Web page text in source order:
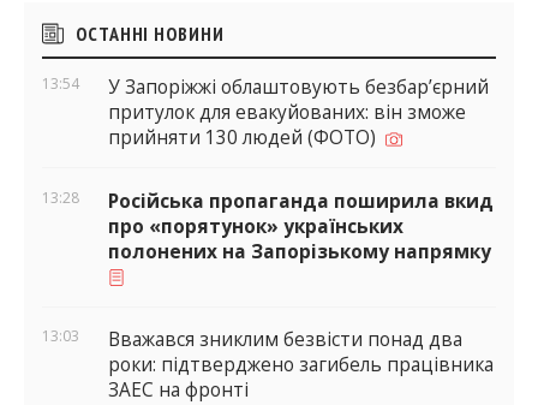
Бічні
віджети
ОСТАННІ НОВИНИ
13:54
У Запоріжжі облаштовують безбар’єрний
притулок для евакуйованих: він зможе
прийняти 130 людей (ФОТО)
13:28
Російська пропаганда поширила вкид
про «порятунок» українських
полонених на Запорізькому напрямку
13:03
Вважався зниклим безвісти понад два
роки: підтверджено загибель працівника
ЗАЕС на фронті